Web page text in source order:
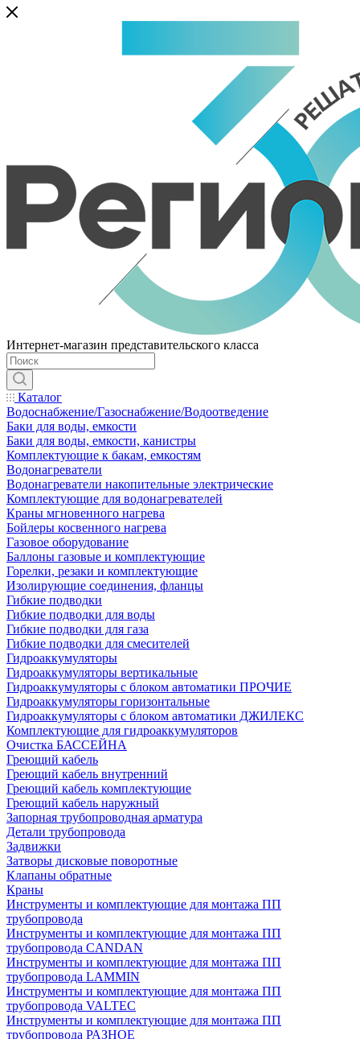
Интернет-магазин представительского класса
Каталог
Водоснабжение/Газоснабжение/Водоотведение
Баки для воды, емкости
Баки для воды, емкости, канистры
Комплектующие к бакам, емкостям
Водонагреватели
Водонагреватели накопительные электрические
Комплектующие для водонагревателей
Краны мгновенного нагрева
Бойлеры косвенного нагрева
Газовое оборудование
Баллоны газовые и комплектующие
Горелки, резаки и комплектующие
Изолирующие соединения, фланцы
Гибкие подводки
Гибкие подводки для воды
Гибкие подводки для газа
Гибкие подводки для смесителей
Гидроаккумуляторы
Гидроаккумуляторы вертикальные
Гидроаккумуляторы с блоком автоматики ПРОЧИЕ
Гидроаккумуляторы горизонтальные
Гидроаккумуляторы с блоком автоматики ДЖИЛЕКС
Комплектующие для гидроаккумуляторов
Очистка БАССЕЙНА
Греющий кабель
Греющий кабель внутренний
Греющий кабель комплектующие
Греющий кабель наружный
Запорная трубопроводная арматура
Детали трубопровода
Задвижки
Затворы дисковые поворотные
Клапаны обратные
Краны
Инструменты и комплектующие для монтажа ПП
трубопровода
Инструменты и комплектующие для монтажа ПП
трубопровода CANDAN
Инструменты и комплектующие для монтажа ПП
трубопровода LAMMIN
Инструменты и комплектующие для монтажа ПП
трубопровода VALTEC
Инструменты и комплектующие для монтажа ПП
трубопровода РАЗНОЕ